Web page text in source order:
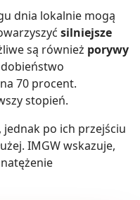
dnia lokalnie mogą
silniejsze
są również porywy
70 procent.
stopień.
, jednak po ich przejściu
IMGW wskazuje,